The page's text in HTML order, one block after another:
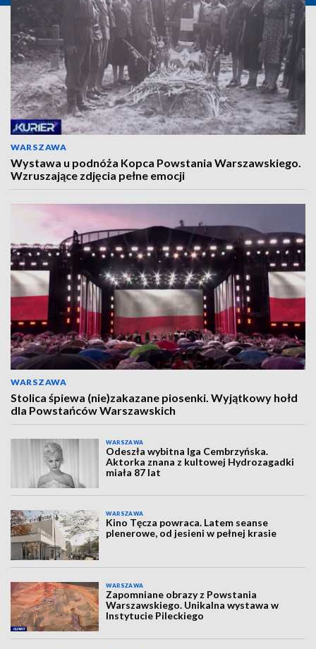
WARSZAWA
Wystawa u podnóża Kopca Powstania Warszawskiego.
Wzruszające zdjęcia pełne emocji
WARSZAWA
Stolica śpiewa (nie)zakazane piosenki. Wyjątkowy hołd
dla Powstańców Warszawskich
WARSZAWA
Odeszła wybitna Iga Cembrzyńska.
Aktorka znana z kultowej Hydrozagadki
miała 87 lat
WARSZAWA
Kino Tęcza powraca. Latem seanse
plenerowe, od jesieni w pełnej krasie
WARSZAWA
Zapomniane obrazy z Powstania
Warszawskiego. Unikalna wystawa w
Instytucie Pileckiego